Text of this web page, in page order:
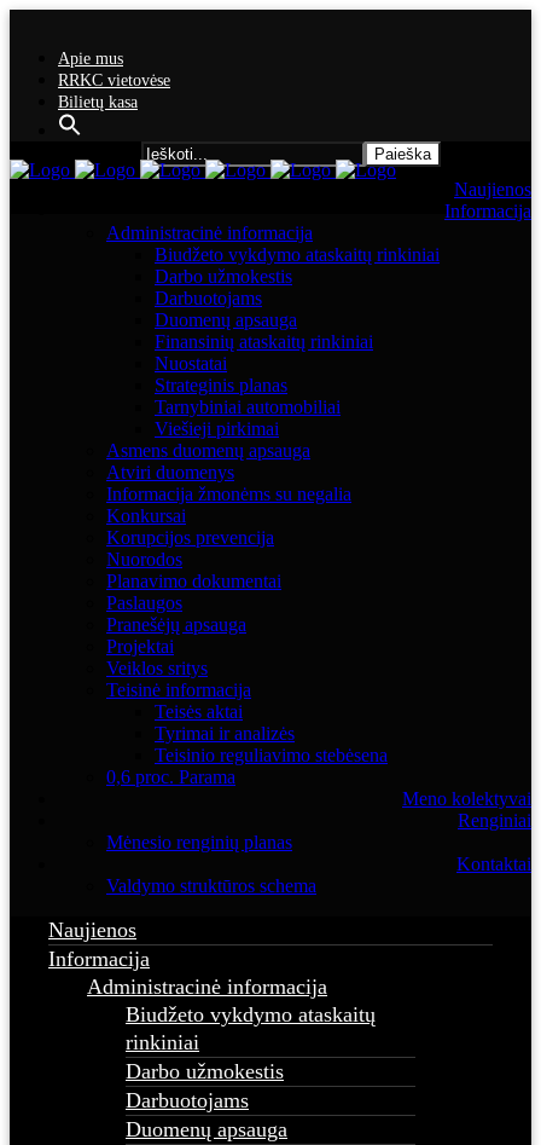
Apie mus
RRKC vietovėse
Bilietų kasa
Naujienos
Informacija
Administracinė informacija
Biudžeto vykdymo ataskaitų rinkiniai
Darbo užmokestis
Darbuotojams
Duomenų apsauga
Finansinių ataskaitų rinkiniai
Nuostatai
Strateginis planas
Tarnybiniai automobiliai
Viešieji pirkimai
Asmens duomenų apsauga
Atviri duomenys
Informacija žmonėms su negalia
Konkursai
Korupcijos prevencija
Nuorodos
Planavimo dokumentai
Paslaugos
Pranešėjų apsauga
Projektai
Veiklos sritys
Teisinė informacija
Teisės aktai
Tyrimai ir analizės
Teisinio reguliavimo stebėsena
0,6 proc. Parama
Meno kolektyvai
Renginiai
Mėnesio renginių planas
Kontaktai
Valdymo struktūros schema
Naujienos
Informacija
Administracinė informacija
Biudžeto vykdymo ataskaitų
rinkiniai
Darbo užmokestis
Darbuotojams
Duomenų apsauga